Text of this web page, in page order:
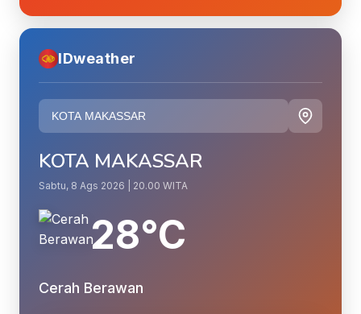
IDweather
KOTA MAKASSAR
Sabtu, 8 Ags 2026 | 20.00 WITA
28°C
Cerah Berawan